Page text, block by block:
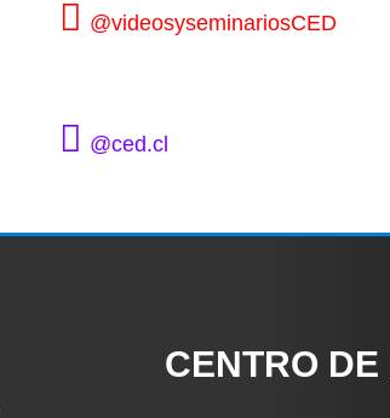
@videosyseminariosCED
@ced.cl
CENTRO